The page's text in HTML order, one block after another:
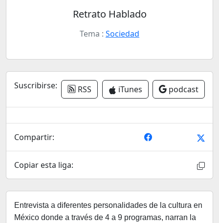
Retrato Hablado
Tema : Sociedad
Suscribirse: RSS iTunes podcast
Compartir:
Copiar esta liga:
Entrevista a diferentes personalidades de la cultura en
México donde a través de 4 a 9 programas, narran la